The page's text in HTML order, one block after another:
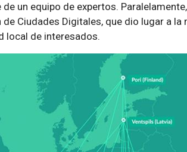
un equipo de expertos.
Ciudades Digitales, que dio lugar a la
local de interesados.